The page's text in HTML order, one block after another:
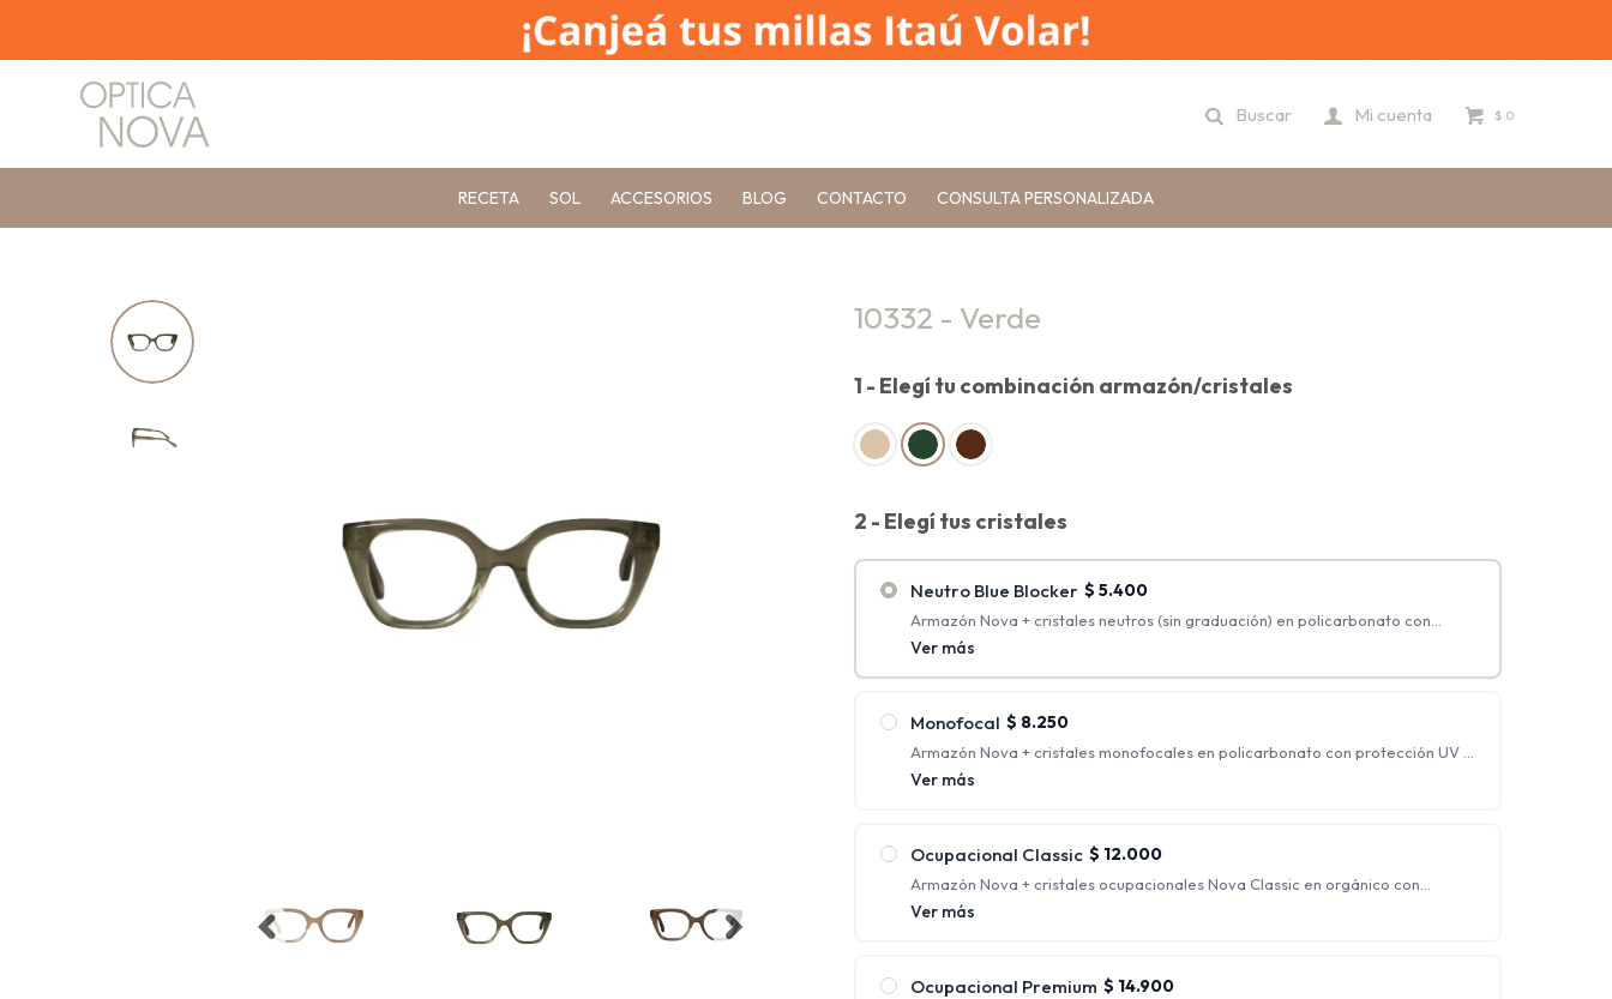
RECETA SOL ACCESORIOS BLOG CONTACTO CONSULTA PERSONALIZADA
$ 0
10332 - Verde
1 - Elegí tu combinación armazón/cristales
2 - Elegí tus cristales
Neutro Blue Blocker $ 5.400
Armazón Nova + cristales neutros (sin graduación) en policarbonato con
antirreflejo + Blue Blocker.
Ver más
Monofocal $ 8.250
Armazón Nova + cristales monofocales en policarbonato con protección UV y
antirreflejo. (Rango de graduaciones incluidas: hasta esférico 4.00 y cilíndrico
Ver más
Ocupacional Classic $ 12.000
Armazón Nova + cristales ocupacionales Nova Classic en orgánico con
protección UV y antirreflejo.
Ver más
Ocupacional Premium $ 14.900